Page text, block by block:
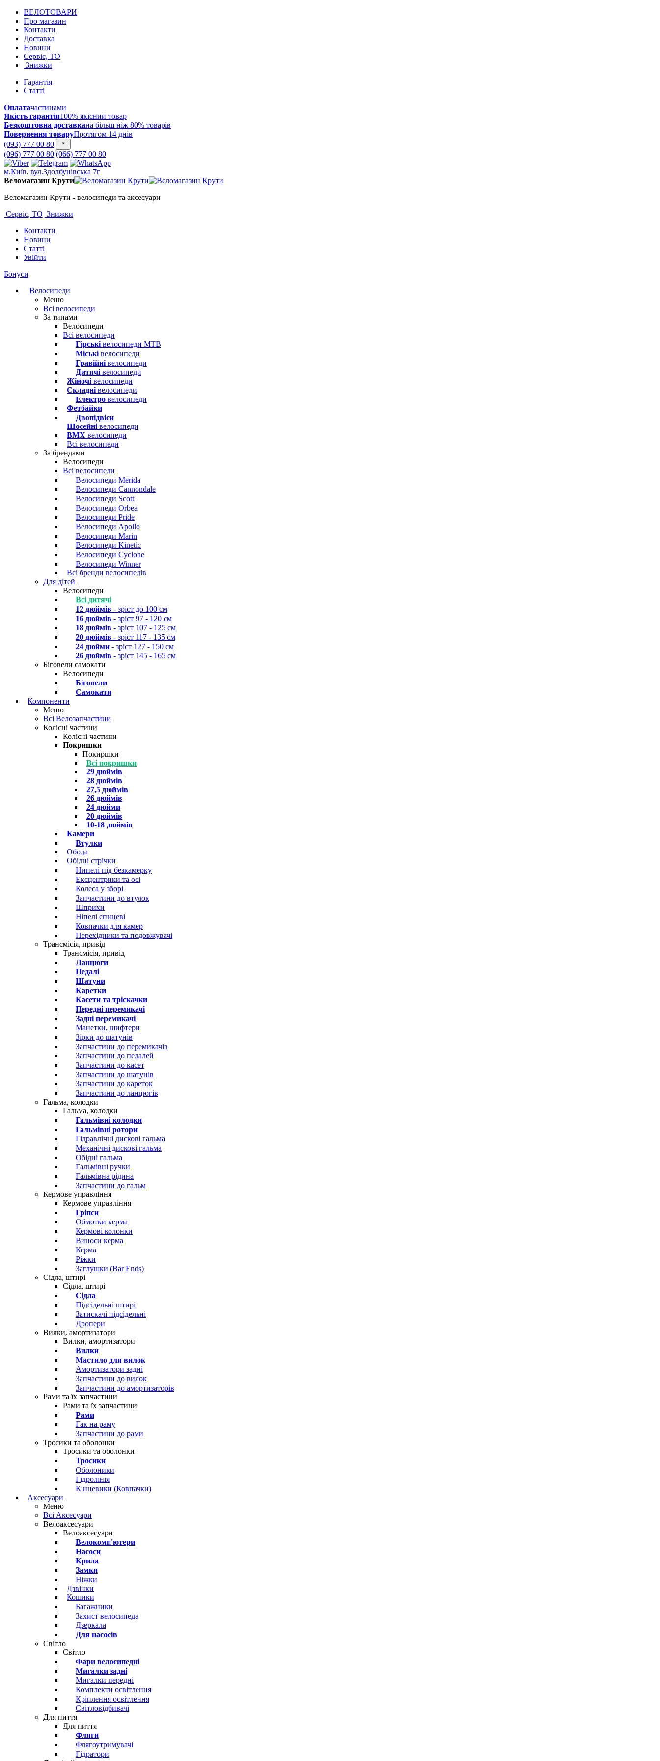
ВЕЛОТОВАРИ
Про магазин
Контакти
Доставка
Новини
Сервіс, ТО
Знижки
Гарантія
Статті
Оплатачастинами
Якість гарантія100% якісний товар
Безкоштовна доставкана більш ніж 80% товарів
Повернення товаруПротягом 14 днів
(093) 777 00 80
(096) 777 00 80 (066) 777 00 80
м.Київ, вул.Здолбунівська 7г
Веломагазин Крути
Веломагазин Крути - велосипеди та аксесуари
Сервіс, ТО Знижки
Контакти
Новини
Статті
Увійти
Бонуси
Велосипеди
Меню
Всі велосипеди
За типами
Велосипеди
Всі велосипеди
Гірські велосипеди MTB
Міські велосипеди
Гравійні велосипеди
Дитячі велосипеди
Жіночі велосипеди
Складні велосипеди
Електро велосипеди
Фетбайки
Двопідвіси
Шосейні велосипеди
BMX велосипеди
Всі велосипеди
За брендами
Велосипеди
Всі велосипеди
Велосипеди Merida
Велосипеди Cannondale
Велосипеди Scott
Велосипеди Orbea
Велосипеди Pride
Велосипеди Apollo
Велосипеди Marin
Велосипеди Kinetic
Велосипеди Cyclone
Велосипеди Winner
Всі бренди велосипедів
Для дітей
Велосипеди
Всі дитячі
12 дюймів - зріст до 100 см
16 дюймів - зріст 97 - 120 см
18 дюймів - зріст 107 - 125 см
20 дюймів - зріст 117 - 135 см
24 дюйми - зріст 127 - 150 см
26 дюймів - зріст 145 - 165 см
Біговели самокати
Велосипеди
Біговели
Самокати
Компоненти
Меню
Всі Велозапчастини
Колісні частини
Колісні частини
Покришки
Покиршки
Всі покришки
29 дюймів
28 дюймів
27,5 дюймів
26 дюймів
24 дюйми
20 дюймів
10-18 дюймів
Камери
Втулки
Обода
Обідні стрічки
Нипелі під безкамерку
Ексцентрики та осі
Колеса у зборі
Запчастини до втулок
Шприхи
Ніпелі спицеві
Ковпачки для камер
Перехідники та подовжувачі
Трансмісія, привід
Трансмісія, привід
Ланцюги
Педалі
Шатуни
Каретки
Касети та тріскачки
Передні перемикачі
Задні перемикачі
Манетки, шифтери
Зірки до шатунів
Запчастини до перемикачів
Запчастини до педалей
Запчастини до касет
Запчастини до шатунів
Запчастини до кареток
Запчастини до ланцюгів
Гальма, колодки
Гальма, колодки
Гальмівні колодки
Гальмівні ротори
Гідравлічні дискові гальма
Механічні дискові гальма
Обідні гальма
Гальмівні ручки
Гальмівна рідина
Запчастини до гальм
Кермове управління
Кермове управління
Гріпси
Обмотки керма
Кермові колонки
Виноси керма
Керма
Ріжки
Заглушки (Bar Ends)
Сідла, штирі
Сідла, штирі
Сідла
Підсідельні штирі
Затискачі підсідельні
Дропери
Вилки, амортизатори
Вилки, амортизатори
Вилки
Мастило для вилок
Амортизатори задні
Запчастини до вилок
Запчастини до амортизаторів
Рами та їх запчастини
Рами та їх запчастини
Рами
Гак на раму
Запчастини до рами
Тросики та оболонки
Тросики та оболонки
Тросики
Оболоники
Гідролінія
Кінцевики (Ковпачки)
Аксесуари
Меню
Всі Аксесуари
Велоаксесуари
Велоаксесуари
Велокомп'ютери
Насоси
Крила
Замки
Ніжки
Дзвінки
Кошики
Багажники
Захист велосипеда
Дзеркала
Для насосів
Світло
Світло
Фари велосипедні
Мигалки задні
Мигалки передні
Комплекти освітлення
Кріплення освітлення
Світловідбивачі
Для пиття
Для пиття
Фляги
Флягоутримувачі
Гідратори